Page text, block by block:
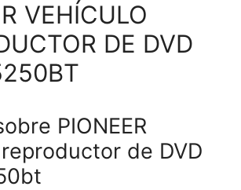
VEHÍCULO
DE DVD
PIONEER
de DVD